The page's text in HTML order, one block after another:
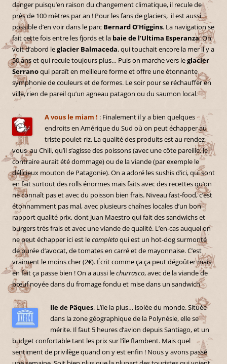
danger puisqu’en raison du changement climatique, il recule de
près de 100 mètres par an ! Pour les fans de glaciers, il est aussi
possible d’en voir dans le parc Bernard O’Higgins. La navigation se
fait cette fois entre les fjords et la baie de l’Ultima Esperanza. On
voit d’abord leglacier Balmaceda, qui touchait encore la mer il y a
50 ans et qui recule toujours plus… Puis on marche vers leglacier
Serranoqui paraît en meilleure forme et offre une étonnante
symphonie de couleurs et de formes. Le soir pour se réchauffer en
ville, rien de pareil qu’un agneau patagon ou du saumon local.
A vous le miam ! : Finalement il y a bien quelques
endroits en Amérique du Sud où on peut échapper au
triste poulet-riz. La qualité des produits est au rendez-
vous au Chili, qu’il s’agisse des poissons (avec une côte pareille, le
contraire aurait été dommage) ou de la viande (par exemple le
délicieux mouton de Patagonie). On a adoré les sushis d’ici, qui sont
en fait surtout des rolls énormes mais faits avec des recettes qu’on
ne connaît pas et avec du poisson bien frais. Niveau fast-food, c’est
étonnamment pas mal, avec plusieurs chaînes locales d’un bon
rapport qualité prix, dont Juan Maestro qui fait des sandwichs et
burgers très frais et avec une viande de qualité. L’en-cas auquel on
ne peut échapper ici est lecompletoqui est un hot-dog surmonté
de purée d’avocat, de tomates en carré et de mayonnaise. C’est
vraiment le moins cher (2€). Écrit comme ça ça peut dégoûter mais
en fait ça passe bien ! On a aussi lechurrasco, avec de la viande de
bœuf noyée dans du fromage fondu et mise dans un sandwich
Ile de Pâques. L’île la plus… isolée du monde. Située
dans la zone géographique de la Polynésie, elle se
mérite. Il faut 5 heures d’avion depuis Santiago, et un
budget confortable tant les prix sur l’île flambent. Mais quel
sentiment de privilège quand on y est enfin ! Nous y avons passé